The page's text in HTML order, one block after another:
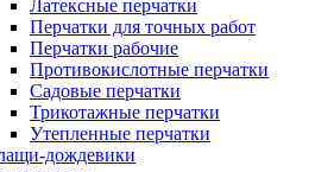
Латексные перчатки
Перчатки для точных работ
Перчатки рабочие
Противокислотные перчатки
Садовые перчатки
Трикотажные перчатки
Утепленные перчатки
дождевики